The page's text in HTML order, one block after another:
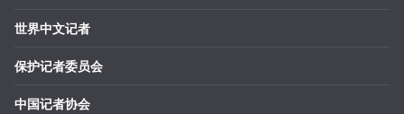
世界中文记者
保护记者委员会
中国记者协会